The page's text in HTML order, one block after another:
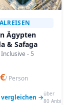
Ägypten
& Safaga
- 5
/ Person
→über
80